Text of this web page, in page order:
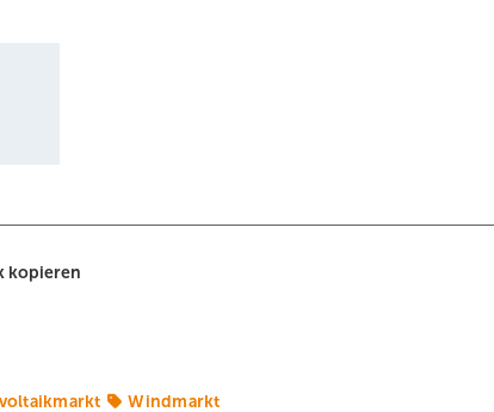
kopieren
Windmarkt